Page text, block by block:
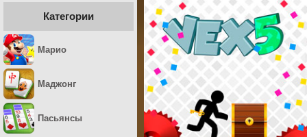
Категории
Марио
Маджонг
Пасьянсы